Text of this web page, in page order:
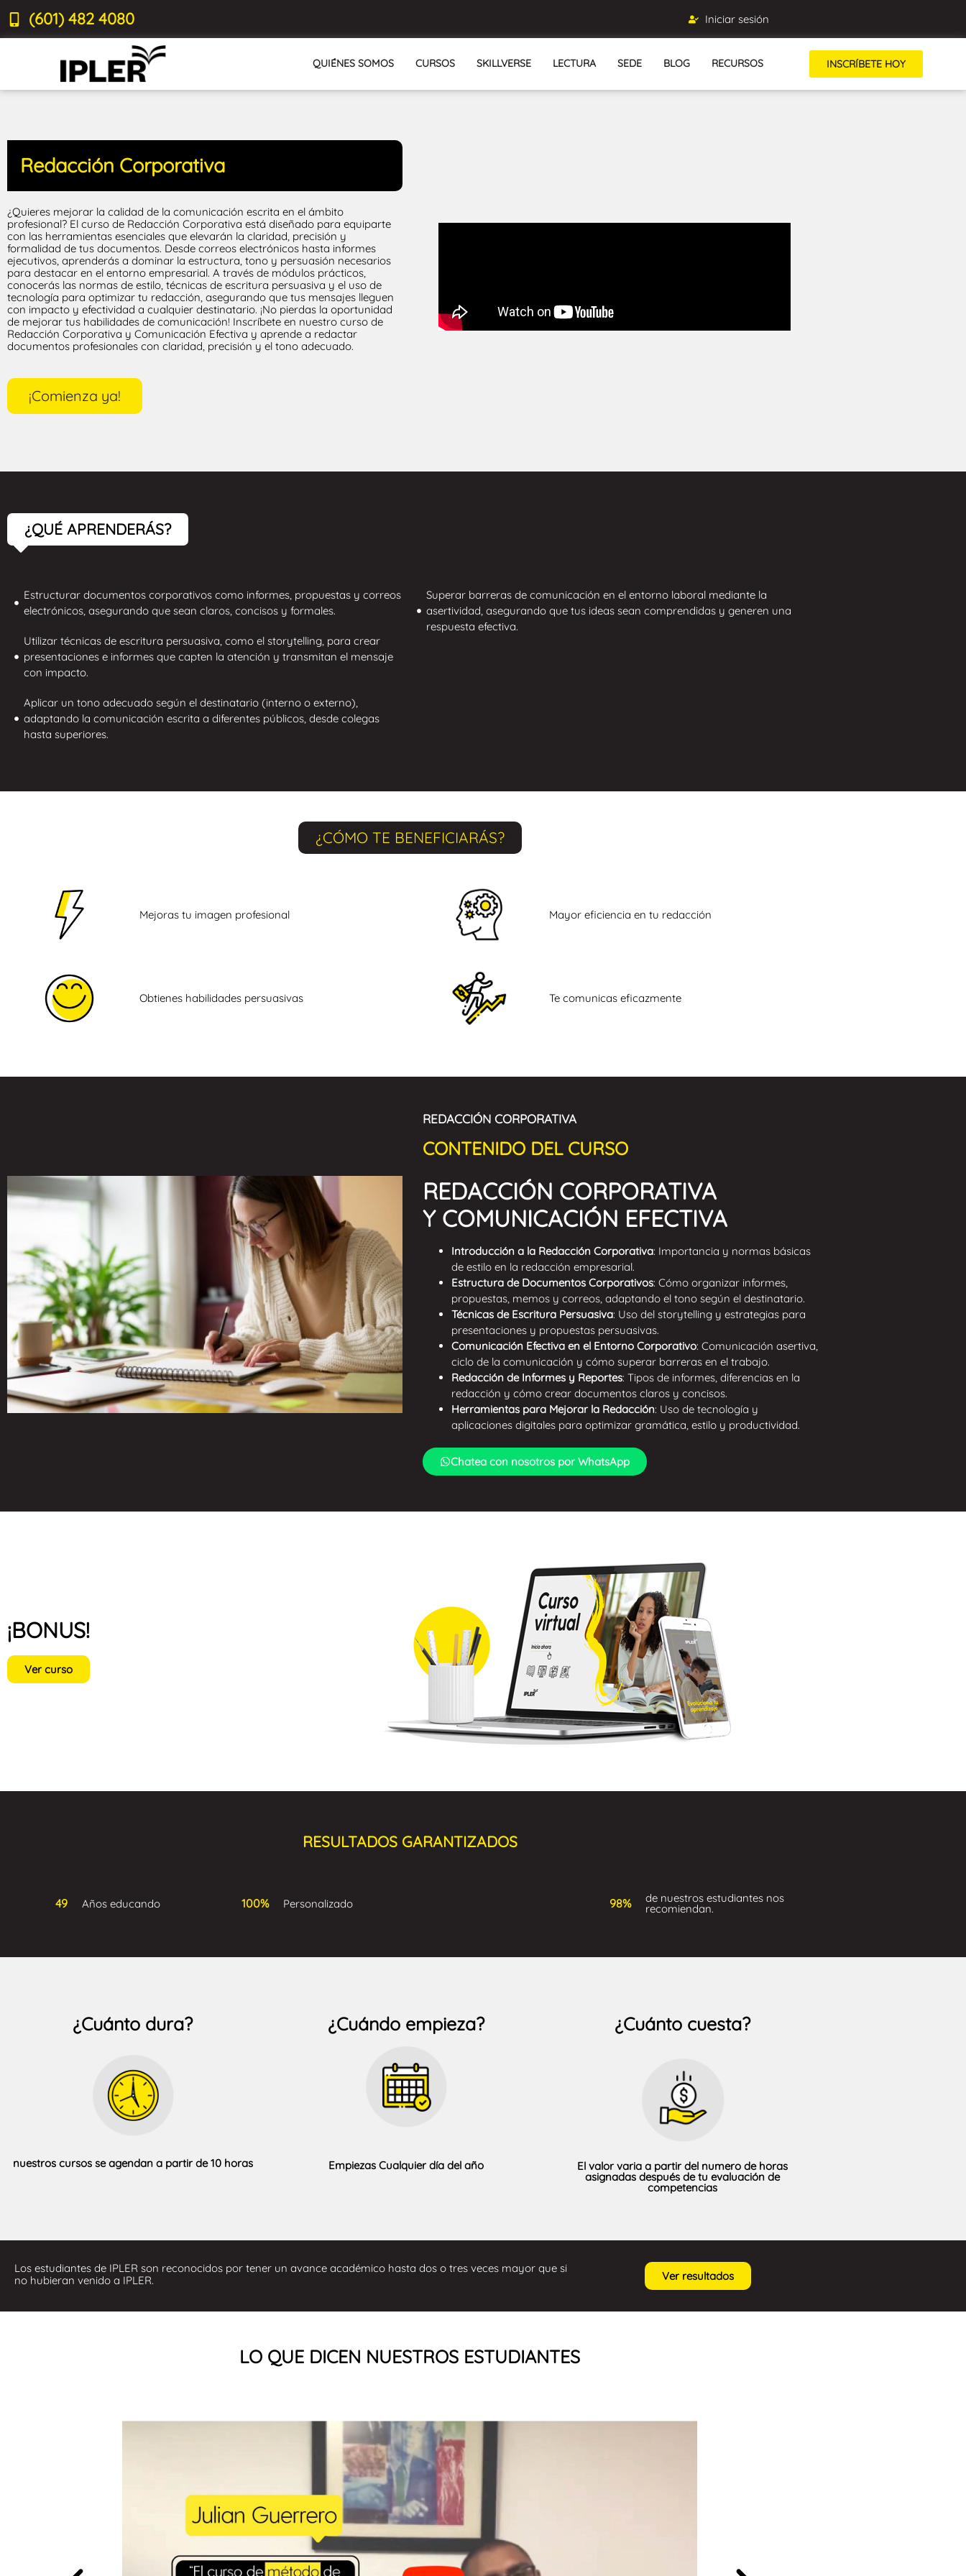
(601) 482 4080 Iniciar sesión
QUIÉNES SOMOS CURSOS SKILLVERSE LECTURA SEDE BLOG RECURSOS INSCRÍBETE HOY
Redacción Corporativa
¿Quieres mejorar la calidad de la comunicación escrita en el ámbito
profesional? El curso de Redacción Corporativa está diseñado para equiparte
con las herramientas esenciales que elevarán la claridad, precisión y
formalidad de tus documentos. Desde correos electrónicos hasta informes
ejecutivos, aprenderás a dominar la estructura, tono y persuasión necesarios
para destacar en el entorno empresarial. A través de módulos prácticos,
conocerás las normas de estilo, técnicas de escritura persuasiva y el uso de
tecnología para optimizar tu redacción, asegurando que tus mensajes lleguen
con impacto y efectividad a cualquier destinatario. ¡No pierdas la oportunidad
de mejorar tus habilidades de comunicación! Inscríbete en nuestro curso de
Redacción Corporativa y Comunicación Efectiva y aprende a redactar
documentos profesionales con claridad, precisión y el tono adecuado.
¡Comienza ya!
¿QUÉ APRENDERÁS?
Estructurar documentos corporativos como informes, propuestas y correos
electrónicos, asegurando que sean claros, concisos y formales.
Utilizar técnicas de escritura persuasiva, como el storytelling, para crear
presentaciones e informes que capten la atención y transmitan el mensaje
con impacto.
Aplicar un tono adecuado según el destinatario (interno o externo),
adaptando la comunicación escrita a diferentes públicos, desde colegas
hasta superiores.
Superar barreras de comunicación en el entorno laboral mediante la
asertividad, asegurando que tus ideas sean comprendidas y generen una
respuesta efectiva.
¿CÓMO TE BENEFICIARÁS?
Mejoras tu imagen profesional Mayor eficiencia en tu redacción
Obtienes habilidades persuasivas Te comunicas eficazmente
REDACCIÓN CORPORATIVA
CONTENIDO DEL CURSO
REDACCIÓN CORPORATIVA
Y COMUNICACIÓN EFECTIVA
Introducción a la Redacción Corporativa: Importancia y normas básicas
de estilo en la redacción empresarial.
Estructura de Documentos Corporativos: Cómo organizar informes,
propuestas, memos y correos, adaptando el tono según el destinatario.
Técnicas de Escritura Persuasiva: Uso del storytelling y estrategias para
presentaciones y propuestas persuasivas.
Comunicación Efectiva en el Entorno Corporativo: Comunicación asertiva,
ciclo de la comunicación y cómo superar barreras en el trabajo.
Redacción de Informes y Reportes: Tipos de informes, diferencias en la
redacción y cómo crear documentos claros y concisos.
Herramientas para Mejorar la Redacción: Uso de tecnología y
aplicaciones digitales para optimizar gramática, estilo y productividad.
Chatea con nosotros por WhatsApp
¡BONUS!
Ver curso
RESULTADOS GARANTIZADOS
49 Años educando 100% Personalizado 98% de nuestros estudiantes nos
recomiendan.
¿Cuánto dura?
nuestros cursos se agendan a partir de 10 horas
¿Cuándo empieza?
Empiezas Cualquier día del año
¿Cuánto cuesta?
El valor varia a partir del numero de horas
asignadas después de tu evaluación de
competencias
Los estudiantes de IPLER son reconocidos por tener un avance académico hasta dos o tres veces mayor que si
no hubieran venido a IPLER.
Ver resultados
LO QUE DICEN NUESTROS ESTUDIANTES